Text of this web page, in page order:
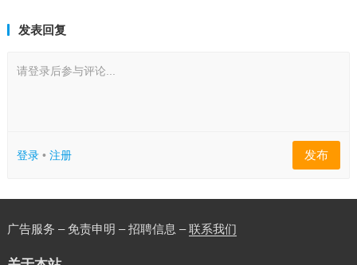
发表回复
请登录后参与评论...
登录• 注册 发布
广告服务 – 免责申明 – 招聘信息 –联系我们